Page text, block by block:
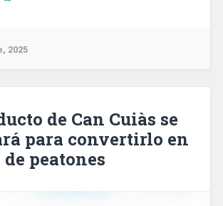
hombre
violenta
de
una
2025
de Can Cuiàs se
para convertirlo en
peatones